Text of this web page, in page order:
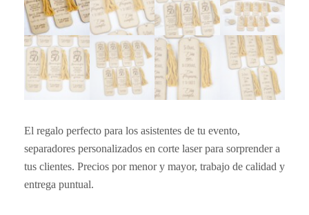
El regalo perfecto para los asistentes de tu evento,
separadores personalizados en corte laser para sorprender a
tus clientes. Precios por menor y mayor, trabajo de calidad y
entrega puntual.